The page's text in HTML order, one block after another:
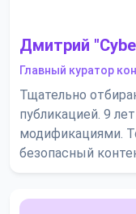
Дмитрий
Главный куратор
Тщательно
публикацией. 9
модификациями.
безопасный